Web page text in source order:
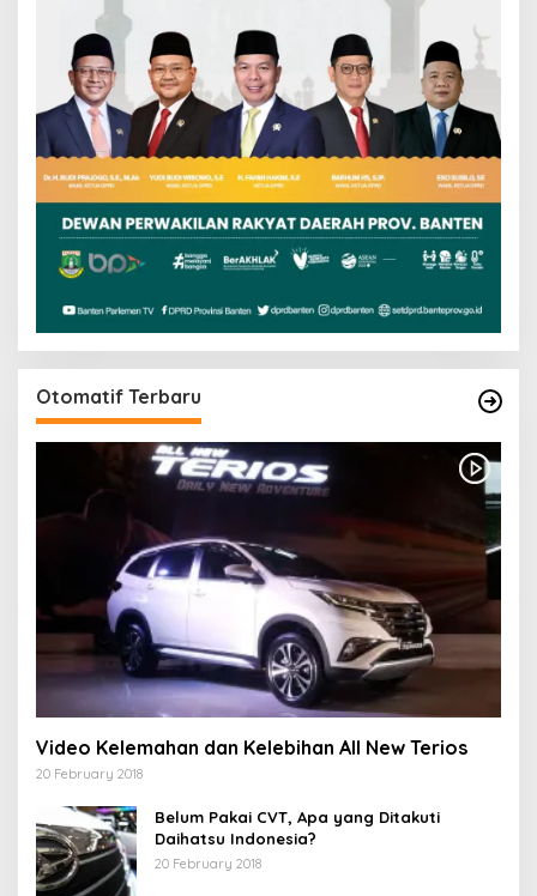
Otomatif Terbaru
Video Kelemahan dan Kelebihan All New Terios
20 February 2018
Belum Pakai CVT, Apa yang Ditakuti
Daihatsu Indonesia?
20 February 2018